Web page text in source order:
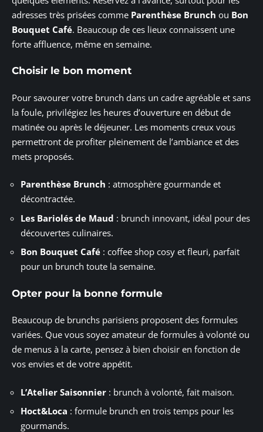
adresses très prisées comme Parenthèse Brunch ou Bon
Bouquet Café. Beaucoup de ces lieux connaissent une
forte affluence, même en semaine.
Choisir le bon moment
Pour savourer votre brunch dans un cadre agréable et sans
la foule, privilégiez les heures d’ouverture en début de
matinée ou après le déjeuner. Les moments creux vous
permettront de profiter pleinement de l’ambiance et des
mets proposés.
Parenthèse Brunch : atmosphère gourmande et
décontractée.
Les Bariolés de Maud : brunch innovant, idéal pour des
découvertes culinaires.
Bon Bouquet Café : coffee shop cosy et fleuri, parfait
pour un brunch toute la semaine.
Opter pour la bonne formule
Beaucoup de brunchs parisiens proposent des formules
variées. Que vous soyez amateur de formules à volonté ou
de menus à la carte, pensez à bien choisir en fonction de
vos envies et de votre appétit.
L’Atelier Saisonnier : brunch à volonté, fait maison.
Hoct&Loca : formule brunch en trois temps pour les
gourmands.